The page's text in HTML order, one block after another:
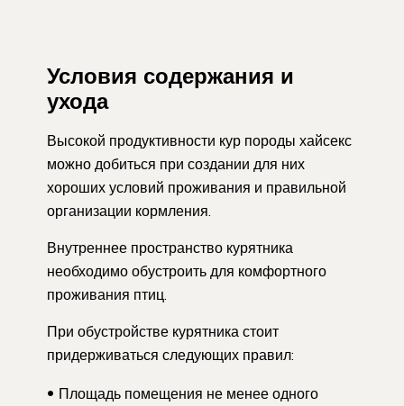
Условия содержания и
ухода
Высокой продуктивности кур породы хайсекс
можно добиться при создании для них
хороших условий проживания и правильной
организации кормления.
Внутреннее пространство курятника
необходимо обустроить для комфортного
проживания птиц.
При обустройстве курятника стоит
придерживаться следующих правил:
Площадь помещения не менее одного